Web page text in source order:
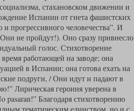
стахановском движении и
Испании от гнета фашистских
и прогрессивного человечества”. И
не пройдут!). Оно сразу привнесло
голос. Стихотворение
работающей на заводе; она
в Испании; она готова ехать на
подруги, / Они идут и падают в
Лирическая героиня уверена в
Благодаря стихотворению
тематическим единством, но и с